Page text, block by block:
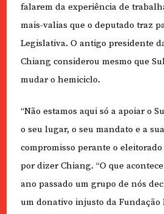
falarem da experiência de
mais-valias que o deputado traz
Legislativa. O antigo presidente
Chiang considerou mesmo que
mudar o hemiciclo.
“Não estamos aqui só a apoiar o
o seu lugar, o seu mandato e a
compromisso perante o eleitorado
por dizer Chiang. “O que
ano passado um grupo de nós
um donativo injusto da Fundação